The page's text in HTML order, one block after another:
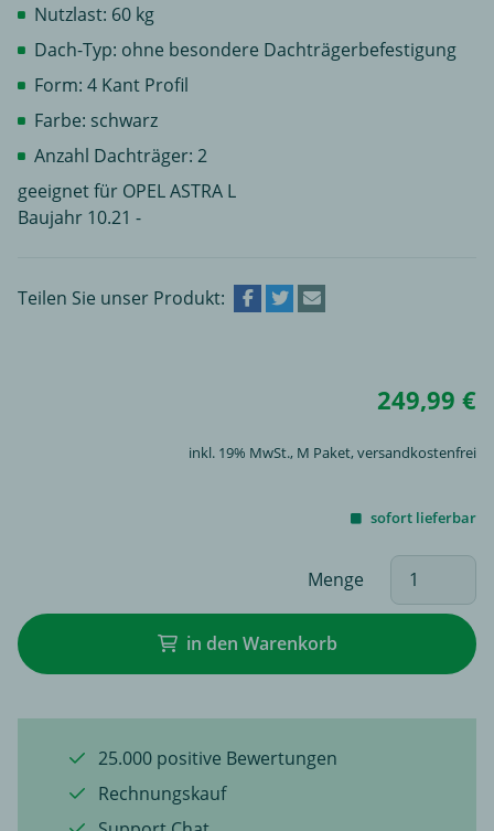
Nutzlast: 60 kg
Dach-Typ: ohne besondere Dachträgerbefestigung
Form: 4 Kant Profil
Farbe: schwarz
Anzahl Dachträger: 2
geeignet für OPEL ASTRA L
Baujahr 10.21 -
Teilen Sie unser Produkt:
249,99 €
inkl. 19% MwSt., M Paket, versandkostenfrei
sofort lieferbar
Menge
in den Warenkorb
25.000 positive Bewertungen
Rechnungskauf